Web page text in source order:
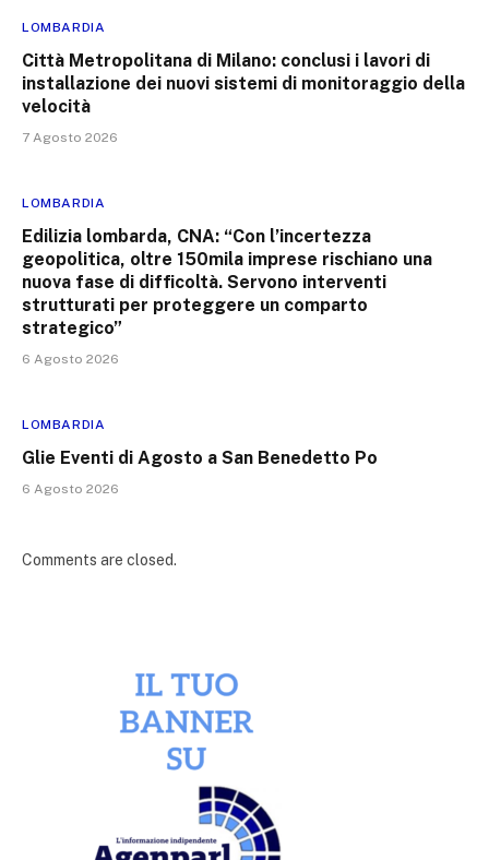
LOMBARDIA
Città Metropolitana di Milano: conclusi i lavori di
installazione dei nuovi sistemi di monitoraggio della
velocità
7 Agosto 2026
LOMBARDIA
Edilizia lombarda, CNA: “Con l’incertezza
geopolitica, oltre 150mila imprese rischiano una
nuova fase di difficoltà. Servono interventi
strutturati per proteggere un comparto
strategico”
6 Agosto 2026
LOMBARDIA
Glie Eventi di Agosto a San Benedetto Po
6 Agosto 2026
Comments are closed.